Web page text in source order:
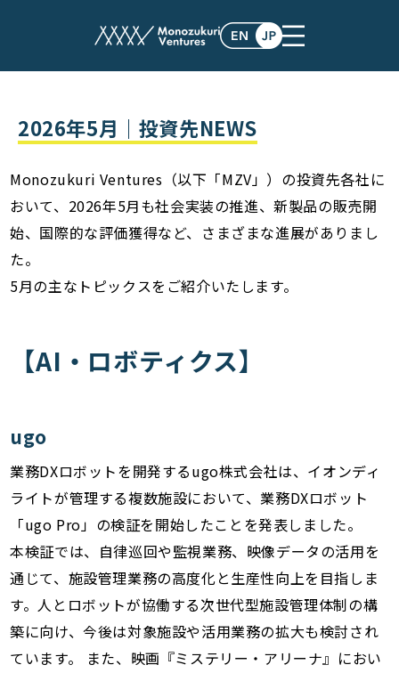
post
2026年5月｜投資先NEWS
Monozukuri Ventures（以下「MZV」）の投資先各社に
おいて、2026年5月も社会実装の推進、新製品の販売開
始、国際的な評価獲得など、さまざまな進展がありまし
た。
5月の主なトピックスをご紹介いたします。
【AI・ロボティクス】
ugo
業務DXロボットを開発するugo株式会社は、イオンディ
ライトが管理する複数施設において、業務DXロボット
「ugo Pro」の検証を開始したことを発表しました。
本検証では、自律巡回や監視業務、映像データの活用を
通じて、施設管理業務の高度化と生産性向上を目指しま
す。人とロボットが協働する次世代型施設管理体制の構
築に向け、今後は対象施設や活用業務の拡大も検討され
ています。 また、映画『ミステリー・アリーナ』におい